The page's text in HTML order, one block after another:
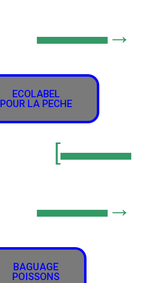
▬▬▬→
ECOLABEL
POUR LA PECHE
[▬▬▬
▬▬▬→
BAGUAGE
POISSONS